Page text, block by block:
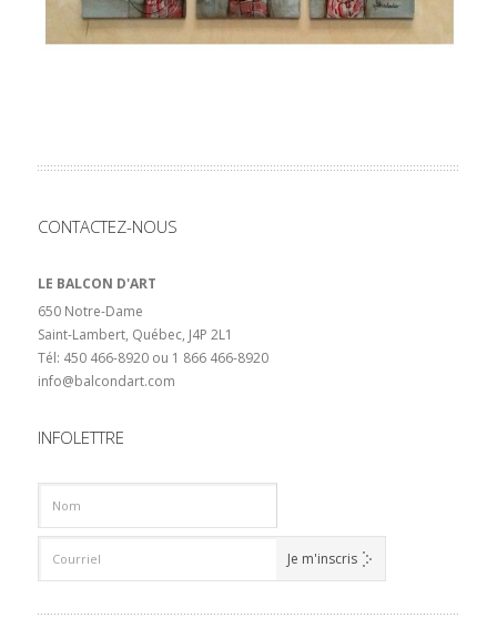
CONTACTEZ-NOUS
LE BALCON D'ART
650 Notre-Dame
Saint-Lambert, Québec, J4P 2L1
Tél: 450 466-8920 ou 1 866 466-8920
info@balcondart.com
INFOLETTRE